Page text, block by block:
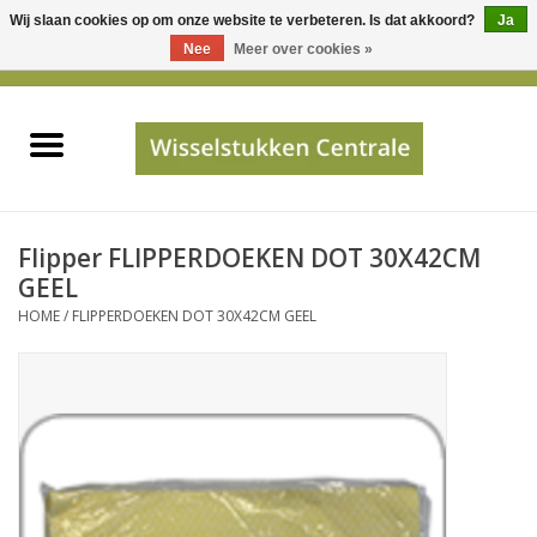
Gebruik
de
pijltjes
op
en
neer
beschikbaar
op
om
naar
PRIJSAANVRAAG
JUISTE GEGEVENS
Apparaten
Merken
Flipper FLIPPERDOEKEN DOT 30X42CM
GEEL
HOME/ FLIPPERDOEKEN DOT 30X42CM GEEL
Wij slaan cookies op om onze website te verbeteren. Is dat akkoord?
Ja
Nee
Meer over cookies »